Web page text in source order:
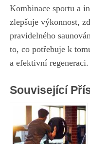
Kombinace sportu a
zlepšuje výkonnost,
pravidelného
to, co potřebuje k
a efektivní regeneraci.
Související